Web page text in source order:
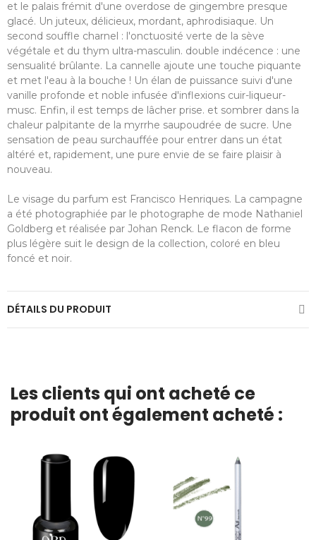
et le palais frémit d'une overdose de gingembre presque
glacé. Un juteux, délicieux, mordant, aphrodisiaque. Un
second souffle charnel : l'onctuosité verte de la sève
végétale et du thym ultra-masculin. double indécence : une
sensualité brûlante. La cannelle ajoute une touche piquante
et met l'eau à la bouche ! Un élan de puissance suivi d'une
vanille profonde et noble infusée d'inflexions cuir-liqueur-
musc. Enfin, il est temps de lâcher prise. et sombrer dans la
chaleur palpitante de la myrrhe saupoudrée de sucre. Une
sensation de peau surchauffée pour entrer dans un état
altéré et, rapidement, une pure envie de se faire plaisir à
nouveau.
Le visage du parfum est Francisco Henriques. La campagne
a été photographiée par le photographe de mode Nathaniel
Goldberg et réalisée par Johan Renck. Le flacon de forme
plus légère suit le design de la collection, coloré en bleu
foncé et noir.
DÉTAILS DU PRODUIT
Les clients qui ont acheté ce
produit ont également acheté :